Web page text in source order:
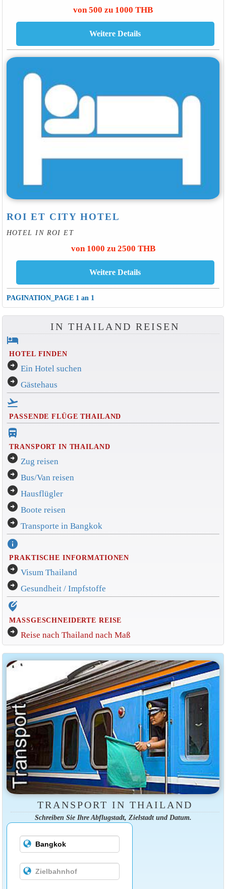
von 500 zu 1000 THB
ROI ET CITY HOTEL
HOTEL IN ROI ET
von 1000 zu 2500 THB
PAGINATION_PAGE 1 an 1
IN THAILAND REISEN
hotel
HOTEL FINDEN
arrow_circle_right Ein Hotel suchen
arrow_circle_right Gästehaus
flight_takeoff
PASSENDE FLÜGE THAILAND
directions_bus_filled
TRANSPORT IN THAILAND
arrow_circle_right Zug reisen
arrow_circle_right Bus/Van reisen
arrow_circle_right Hausflügler
arrow_circle_right Boote reisen
arrow_circle_right Transporte in Bangkok
info
PRAKTISCHE INFORMATIONEN
arrow_circle_right Visum Thailand
arrow_circle_right Gesundheit / Impfstoffe
edit_location_alt
MASSGESCHNEIDERTE REISE
arrow_circle_right Reise nach Thailand nach Maß
TRANSPORT IN THAILAND
Schreiben Sie Ihre Abflugstadt, Zielstadt und Datum.